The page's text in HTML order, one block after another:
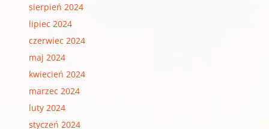
sierpień 2024
lipiec 2024
czerwiec 2024
maj 2024
kwiecień 2024
marzec 2024
luty 2024
styczeń 2024